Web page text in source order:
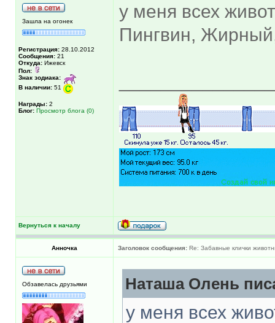
Зашла на огонек
Регистрация: 28.10.2012
Сообщения: 21
Откуда: Ижевск
Пол:
Знак зодиака:
В наличии: 51
Награды: 2
Блог: Просмотр блога (0)
у меня всех
Пингвин,
Вернуться к началу
Анночка Заголовок сообщения: Re: Забавные клички
Обзавелась друзьями Наташа Олень
у меня всех